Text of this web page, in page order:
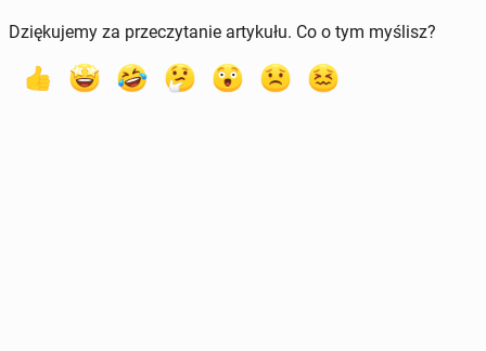
Dziękujemy za przeczytanie artykułu. Co o tym myślisz?